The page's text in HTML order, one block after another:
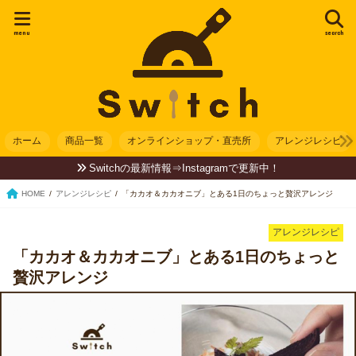
search
menu
ホーム 商品一覧 オンラインショップ・直売所 アレンジレシピ
Switchの最新情報⇒Instagramで更新中！
HOME アレンジレシピ 「カカオ＆カカオニブ」とある1日のちょっと贅沢アレンジ
アレンジレシピ
「カカオ＆カカオニブ」とある1日のちょっと
贅沢アレンジ